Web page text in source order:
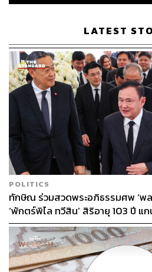
LATEST
POLITICS
ทักษิณ ร่วมสวดพระอภิธรรมศพ ‘พ
‘พักตร์พิไล ทวีสิน’ สิริอายุ 103 ปี แ
หลากวงการร่วมอาลัย